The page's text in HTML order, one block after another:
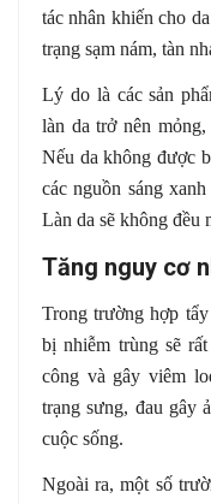
tác nhân khiến cho
trạng sạm nám, tàn
Lý do là các sản
làn da trở nên
Nếu da không được
các nguồn sáng
Làn da sẽ không đều
Tăng nguy cơ
Trong trường hợp
bị nhiễm trùng sẽ
công và gây viêm
trạng sưng, đau gây
cuộc sống.
Ngoài ra, một số